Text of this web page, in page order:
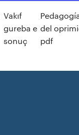
Vakıf
gureba e
sonuç
del
pdf